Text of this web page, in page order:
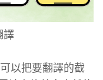
譯
以把要翻譯的截